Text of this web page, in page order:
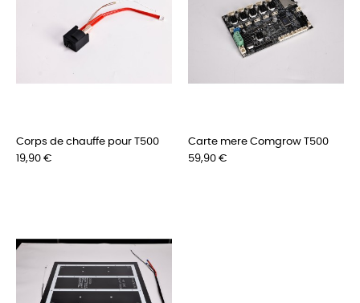
Corps de chauffe pour T500
Preis
19,90 €
Carte mere Comgrow T500
Preis
59,90 €